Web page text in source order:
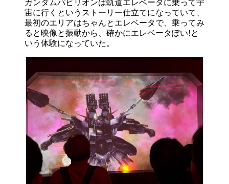
ガンダムパビリオンは軌道エレベータに乗って宇
宙に行くというストーリー仕立てになっていて、
最初のエリアはちゃんとエレベータで、乗ってみ
ると映像と振動から、確かにエレベータぽい!と
いう体験になっていた。